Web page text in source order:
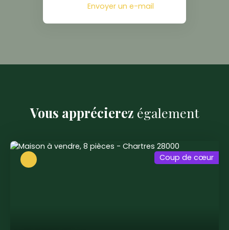
Envoyer un e-mail
Vous apprécierez également
Coup de cœur